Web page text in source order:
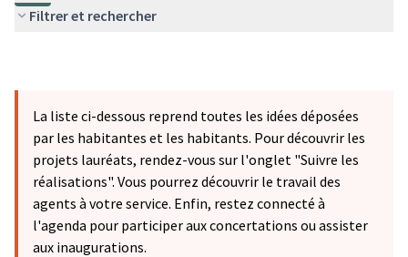
Filtrer et rechercher
La liste ci-dessous reprend toutes les idées déposées
par les habitantes et les habitants. Pour découvrir les
projets lauréats, rendez-vous sur l'onglet "Suivre les
réalisations". Vous pourrez découvrir le travail des
agents à votre service. Enfin, restez connecté à
l'agenda pour participer aux concertations ou assister
aux inaugurations.